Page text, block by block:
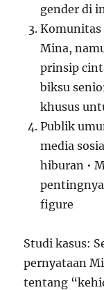
gender di
Komunitas
Mina,
prinsip
biksu
khusus
Publik
media
hiburan •
figure
Studi kasus:
pernyataan
tentang